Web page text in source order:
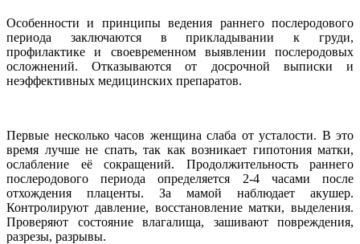
Особенности и принципы ведения раннего послеродового
периода заключаются в прикладывании к груди,
профилактике и своевременном выявлении послеродовых
осложнений. Отказываются от досрочной выписки и
неэффективных медицинских препаратов.
Первые несколько часов женщина слаба от усталости. В это
время лучше не спать, так как возникает гипотония матки,
ослабление её сокращений. Продолжительность раннего
послеродового периода определяется 2-4 часами после
отхождения плаценты. За мамой наблюдает акушер.
Контролируют давление, восстановление матки, выделения.
Проверяют состояние влагалища, зашивают повреждения,
разрезы, разрывы.